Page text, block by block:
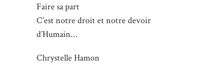
Faire sa part
C’est notre droit et notre devoir
d’Humain…
Chrystelle Hamon